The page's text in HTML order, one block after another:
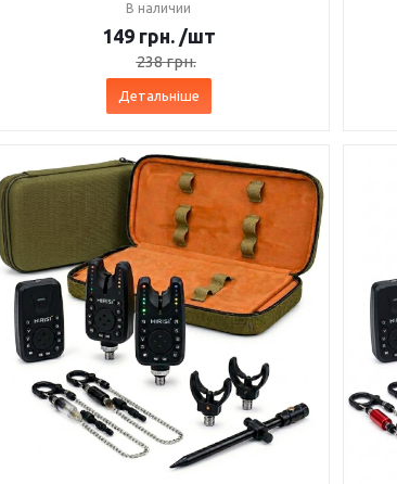
В наличии
149 грн. /шт
238грн.
Детальніше